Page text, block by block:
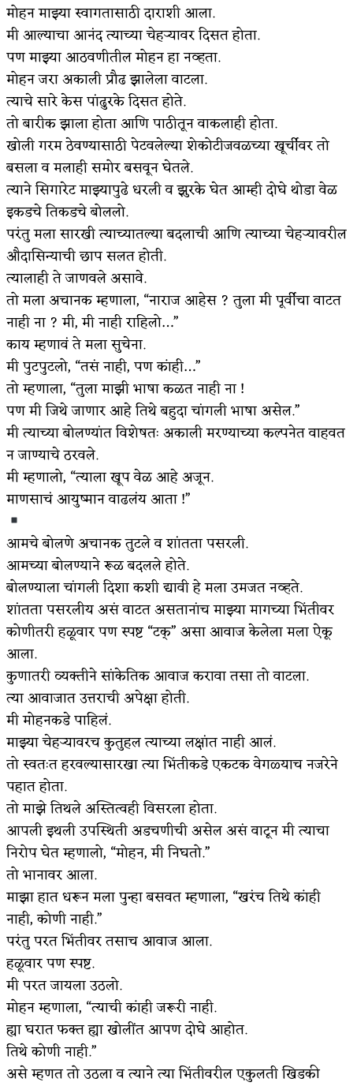
मोहन माझ्या स्वागतासाठी दाराशी आला.
मी आल्याचा आनंद त्याच्या चेहऱ्यावर दिसत होता.
पण माझ्या आठवणीतील मोहन हा नव्हता.
मोहन जरा अकाली प्रौढ झालेला वाटला.
त्याचे सारे केस पांढुरके दिसत होते.
तो बारीक झाला होता आणि पाठीतून वाकलाही होता.
खोली गरम ठेवण्यासाठी पेटवलेल्या शेकोटीजवळच्या खूर्चीवर तो
बसला व मलाही समोर बसवून घेतले.
त्याने सिगारेट माझ्यापुढे धरली व झुरके घेत आम्ही दोघे थोडा वेळ
इकडचे तिकडचे बोललो.
परंतु मला सारखी त्याच्यातल्या बदलाची आणि त्याच्या चेहऱ्यावरील
औदासिन्याची छाप सलत होती.
त्यालाही ते जाणवले असावे.
तो मला अचानक म्हणाला, “नाराज आहेस ? तुला मी पूर्वीचा वाटत
नाही ना ? मी, मी नाही राहिलो…”
काय म्हणावं ते मला सुचेना.
मी पुटपुटलो, “तसं नाही, पण कांही…”
तो म्हणाला, “तुला माझी भाषा कळत नाही ना !
पण मी जिथे जाणार आहे तिथे बहुदा चांगली भाषा असेल.”
मी त्याच्या बोलण्यांत विशेषतः अकाली मरण्याच्या कल्पनेत वाहवत
न जाण्याचे ठरवले.
मी म्हणालो, “त्याला खूप वेळ आहे अजून.
माणसाचं आयुष्मान वाढलंय आता !”
आमचे बोलणे अचानक तुटले व शांतता पसरली.
आमच्या बोलण्याने रूळ बदलले होते.
बोलण्याला चांगली दिशा कशी द्यावी हे मला उमजत नव्हते.
शांतता पसरलीय असं वाटत असतानांच माझ्या मागच्या भिंतीवर
कोणीतरी हळूवार पण स्पष्ट “टक्” असा आवाज केलेला मला ऐकू
आला.
कुणातरी व्यक्तीने सांकेतिक आवाज करावा तसा तो वाटला.
त्या आवाजात उत्तराची अपेक्षा होती.
मी मोहनकडे पाहिलं.
माझ्या चेहऱ्यावरच कुतुहल त्याच्या लक्षांत नाही आलं.
तो स्वतःत हरवल्यासारखा त्या भिंतीकडे एकटक वेगळ्याच नजरेने
पहात होता.
तो माझे तिथले अस्तित्वही विसरला होता.
आपली इथली उपस्थिती अडचणीची असेल असं वाटून मी त्याचा
निरोप घेत म्हणालो, “मोहन, मी निघतो.”
तो भानावर आला.
माझा हात धरून मला पुन्हा बसवत म्हणाला, “खरंच तिथे कांही
नाही, कोणी नाही.”
परंतु परत भिंतीवर तसाच आवाज आला.
हळूवार पण स्पष्ट.
मी परत जायला उठलो.
मोहन म्हणाला, “त्याची कांही जरूरी नाही.
ह्या घरात फक्त ह्या खोलींत आपण दोघे आहोत.
तिथे कोणी नाही.”
असे म्हणत तो उठला व त्याने त्या भिंतीवरील एकुलती खिडकी